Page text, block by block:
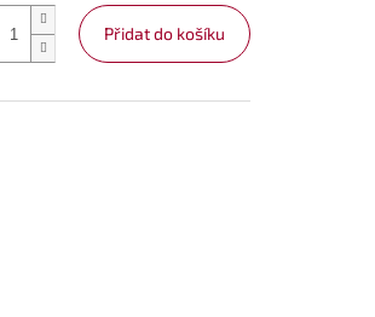
Přidat do košíku